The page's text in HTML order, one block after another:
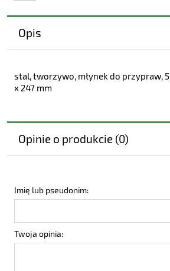
Opis
stal, tworzywo, młynek do przypraw,
x 247 mm
Opinie o produkcie (0)
Imię lub pseudonim:
Twoja opinia: